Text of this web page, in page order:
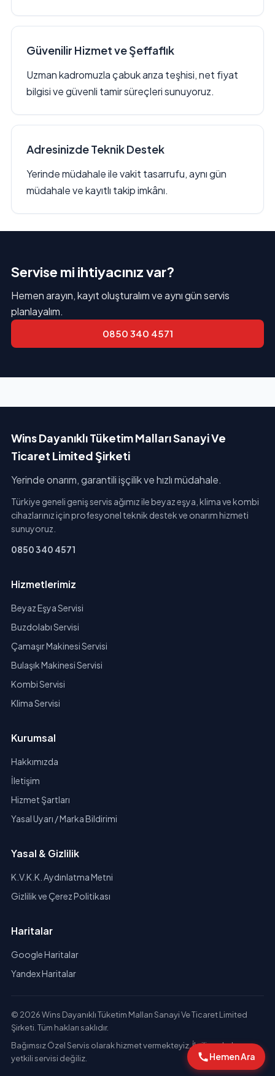
Güvenilir Hizmet ve Şeffaflık
Uzman kadromuzla çabuk arıza teşhisi, net fiyat
bilgisi ve güvenli tamir süreçleri sunuyoruz.
Adresinizde Teknik Destek
Yerinde müdahale ile vakit tasarrufu, aynı gün
müdahale ve kayıtlı takip imkânı.
Servise mi ihtiyacınız var?
Hemen arayın, kayıt oluşturalım ve aynı gün servis
planlayalım.
0850 340 4571
Wins Dayanıklı Tüketim Malları Sanayi Ve
Ticaret Limited Şirketi
Yerinde onarım, garantili işçilik ve hızlı müdahale.
Türkiye geneli geniş servis ağımız ile beyaz eşya, klima ve kombi
cihazlarınız için profesyonel teknik destek ve onarım hizmeti
sunuyoruz.
0850 340 4571
Hizmetlerimiz
Beyaz Eşya Servisi
Buzdolabı Servisi
Çamaşır Makinesi Servisi
Bulaşık Makinesi Servisi
Kombi Servisi
Klima Servisi
Kurumsal
Hakkımızda
İletişim
Hizmet Şartları
Yasal Uyarı / Marka Bildirimi
Yasal & Gizlilik
K.V.K.K. Aydınlatma Metni
Gizlilik ve Çerez Politikası
Haritalar
Google Haritalar
Yandex Haritalar
© 2026 Wins Dayanıklı Tüketim Malları Sanayi Ve Ticaret Limited
Şirketi. Tüm hakları saklıdır.
Bağımsız Özel Servis olarak hizmet vermekteyiz. İlgili markaların
yetkili servisi değiliz.
Hemen Ara